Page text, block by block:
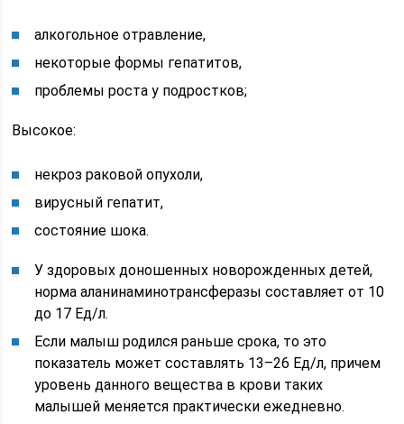
алкогольное отравление,
некоторые формы гепатитов,
проблемы роста у подростков;
Высокое:
некроз раковой опухоли,
вирусный гепатит,
состояние шока.
У здоровых доношенных новорожденных детей,
норма аланинаминотрансферазы составляет от 10
до 17 Ед/л.
Если малыш родился раньше срока, то это
показатель может составлять 13–26 Ед/л, причем
уровень данного вещества в крови таких
малышей меняется практически ежедневно.